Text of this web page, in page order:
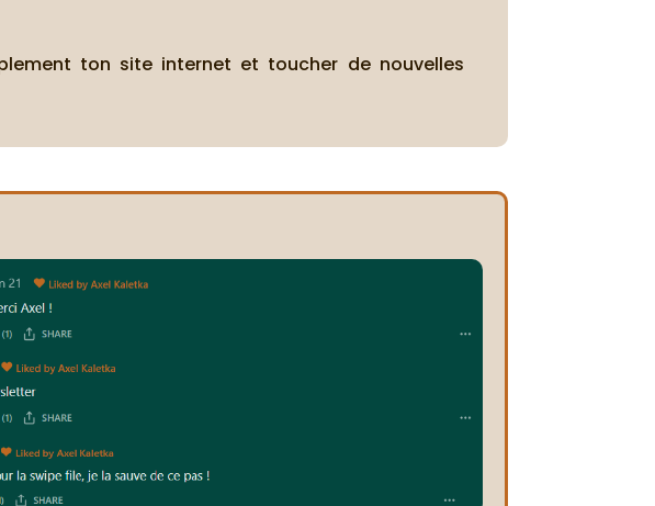
ton site internet et toucher de nouvelles